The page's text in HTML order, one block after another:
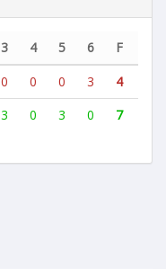
3 4 5 6
F
0 0 0 3
4
3 0 3 0 7